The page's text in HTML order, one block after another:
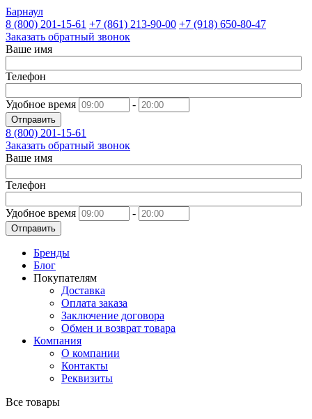
Барнаул
8 (800) 201-15-61 +7 (861) 213-90-00 +7 (918) 650-80-47
Заказать обратный звонок
Ваше имя
Телефон
Удобное время -
Отправить
8 (800) 201-15-61
Заказать обратный звонок
Ваше имя
Телефон
Удобное время -
Отправить
Бренды
Блог
Покупателям
Доставка
Оплата заказа
Заключение договора
Обмен и возврат товара
Компания
О компании
Контакты
Реквизиты
Все товары